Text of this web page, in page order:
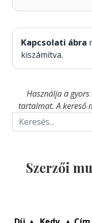
Kapcsolati ábra
kiszámítva.
Használja a
tartalmat. A kereső
Szerzői